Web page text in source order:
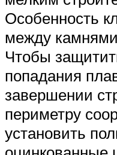
Особенность
между камнями
Чтобы
попадания
завершении
периметру
установить